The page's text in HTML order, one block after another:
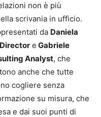
non è più
scrivania in ufficio.
da Daniela
e Gabriele
Analyst, che
anche che tutte
cogliere senza
su misura, che
e dai suoi punti di